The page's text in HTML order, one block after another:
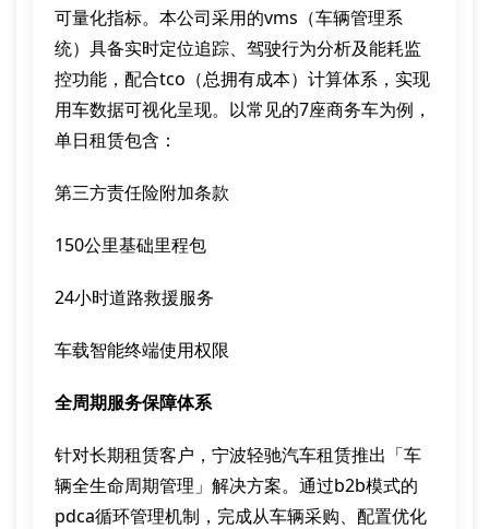
可量化指标。本公司采用的vms（车辆管理系
统）具备实时定位追踪、驾驶行为分析及能耗监
控功能，配合tco（总拥有成本）计算体系，实现
用车数据可视化呈现。以常见的7座商务车为例，
单日租赁包含：
第三方责任险附加条款
150公里基础里程包
24小时道路救援服务
车载智能终端使用权限
全周期服务保障体系
针对长期租赁客户，宁波轻驰汽车租赁推出「车
辆全生命周期管理」解决方案。通过b2b模式的
pdca循环管理机制，完成从车辆采购、配置优化